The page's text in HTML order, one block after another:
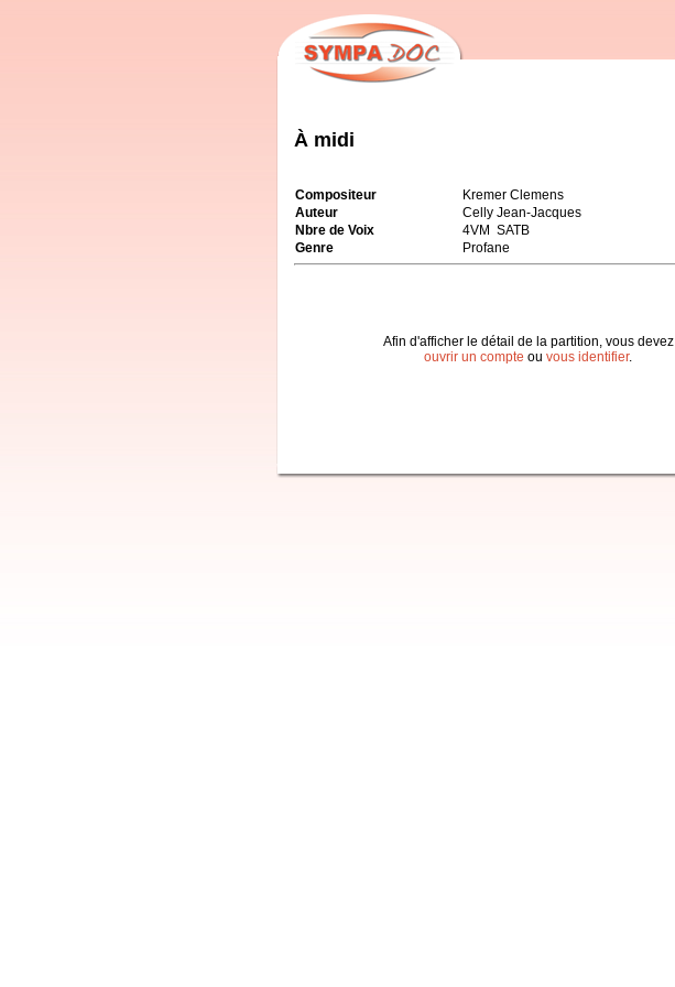
À midi
Compositeur
Kremer Clemens
Auteur
Celly Jean-Jacques
Nbre de Voix
4VM SATB
Genre
Profane
Afin d'afficher le détail de la partition, vous devez
ouvrir un compte ou vous identifier.